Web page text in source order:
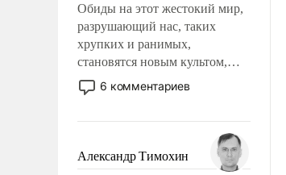
Обиды на этот жестокий мир,
разрушающий нас, таких
хрупких и ранимых,
становятся новым культом,
постепенно вытесняя и
отменяя традиционное
мужественным и твердым под
ударами судьбы, брать на себя
ответственность, помогать
6 комментариев
Александр Тимохин